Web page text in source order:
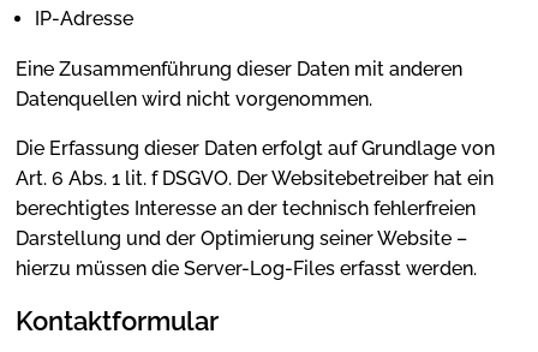
IP-Adresse
Eine Zusammenführung dieser Daten mit anderen
Datenquellen wird nicht vorgenommen.
Die Erfassung dieser Daten erfolgt auf Grundlage von
Art. 6 Abs. 1 lit. f DSGVO. Der Websitebetreiber hat ein
berechtigtes Interesse an der technisch fehlerfreien
Darstellung und der Optimierung seiner Website –
hierzu müssen die Server-Log-Files erfasst werden.
Kontaktformular